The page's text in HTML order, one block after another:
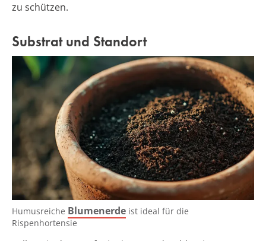
zu schützen.
Substrat und Standort
Humusreiche Blumenerde ist ideal für die
Rispenhortensie